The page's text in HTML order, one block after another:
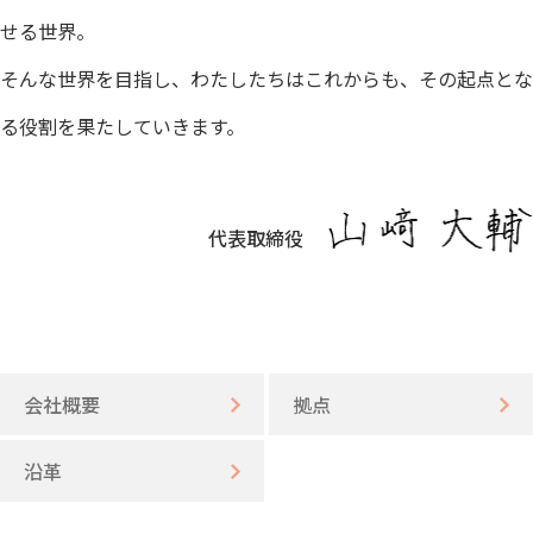
せる世界。
そんな世界を目指し、わたしたちはこれからも、その起点とな
る役割を果たしていきます。
代表取締役
会社概要 拠点
沿革